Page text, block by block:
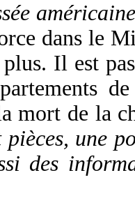
dans le
Il est
mort de la
une
des